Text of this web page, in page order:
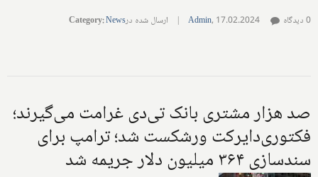
Admin, 17.02.2024
| ارسال شده در Category:News 0 دیدگاه
صد هزار مشتری بانک تی‌دی غرامت می‌گیرند؛
فکتوری‌دایرکت ورشکست شد؛ ترامپ برای
سندسازی ۳۶۴ میلیون دلار جریمه شد